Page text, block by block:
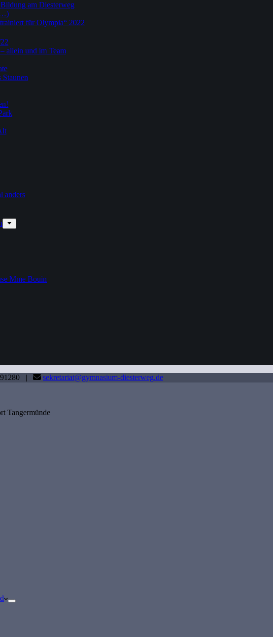
am Diesterweg
…)
für Olympia“ 2022
allein und im Team
anders
Mme Bouin
91280 | sekretariat@gymnasium-diesterweg.de
Tangermünde